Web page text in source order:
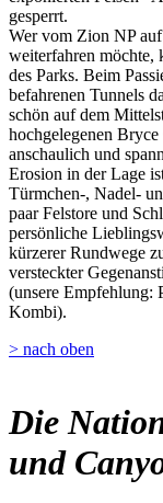
gesperrt.
Wer vom Zion NP
weiterfahren möchte,
des Parks. Beim
befahrenen Tunnels
schön auf dem
hochgelegenen
anschaulich und
Erosion in der Lage
Türmchen-, Nadel-
paar Felstore und
persönliche
kürzerer Rundwege
versteckter
(unsere Empfehlung:
Kombi).
> nach oben
Die
und